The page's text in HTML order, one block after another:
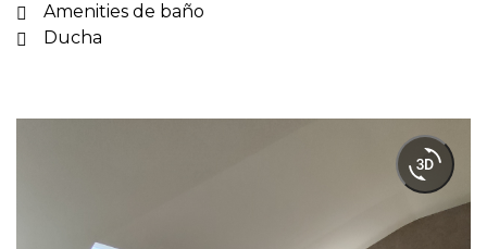
Amenities de baño
Ducha